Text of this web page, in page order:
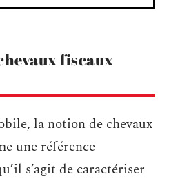
fiscaux
la notion de chevaux
une référence
s’agit de caractériser